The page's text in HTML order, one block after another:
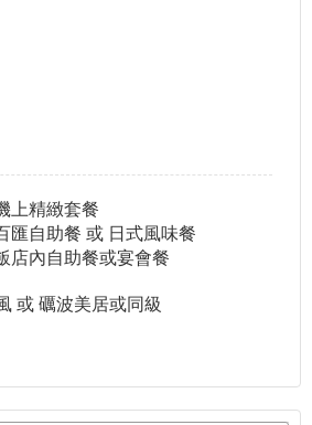
上精緻套餐
匯自助餐 或 日式風味餐
店內自助餐或宴會餐
或 礪波美居或同級